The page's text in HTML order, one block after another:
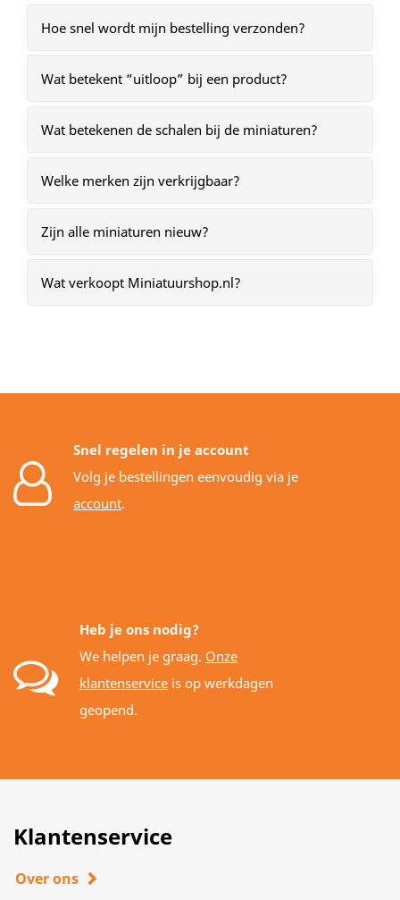
Hoe snel wordt mijn bestelling verzonden?
Wat betekent “uitloop” bij een product?
Wat betekenen de schalen bij de miniaturen?
Welke merken zijn verkrijgbaar?
Zijn alle miniaturen nieuw?
Wat verkoopt Miniatuurshop.nl?
Snel regelen in je account
Volg je bestellingen eenvoudig via je
account.
Heb je ons nodig?
We helpen je graag. Onze
klantenservice is op werkdagen
geopend.
Klantenservice
Over ons